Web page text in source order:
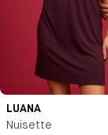
LUANA
Nuisette